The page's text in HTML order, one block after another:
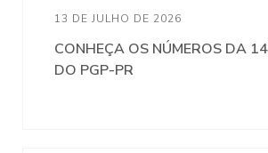
13 DE JULHO DE 2026
CONHEÇA OS NÚMEROS DA
DO PGP-PR